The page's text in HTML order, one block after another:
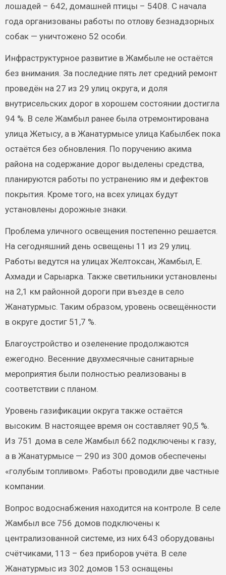
лошадей – 642, домашней птицы – 5408. С начала
года организованы работы по отлову безнадзорных
собак — уничтожено 52 особи.
Инфраструктурное развитие в Жамбыле не остаётся
без внимания. За последние пять лет средний ремонт
проведён на 27 из 29 улиц округа, и доля
внутрисельских дорог в хорошем состоянии достигла
94 %. В селе Жамбыл ранее была отремонтирована
улица Жетысу, а в Жанатурмысе улица Кабылбек пока
остаётся без обновления. По поручению акима
района на содержание дорог выделены средства,
планируются работы по устранению ям и дефектов
покрытия. Кроме того, на всех улицах будут
установлены дорожные знаки.
Проблема уличного освещения постепенно решается.
На сегодняшний день освещены 11 из 29 улиц.
Работы ведутся на улицах Желтоксан, Жамбыл, Е.
Ахмади и Сарыарка. Также светильники установлены
на 2,1 км районной дороги при въезде в село
Жанатурмыс. Таким образом, уровень освещённости
в округе достиг 51,7 %.
Благоустройство и озеленение продолжаются
ежегодно. Весенние двухмесячные санитарные
мероприятия были полностью реализованы в
соответствии с планом.
Уровень газификации округа также остаётся
высоким. В настоящее время он составляет 90,5 %.
Из 751 дома в селе Жамбыл 662 подключены к газу,
а в Жанатурмысе — 290 из 300 домов обеспечены
«голубым топливом». Работы проводили две частные
компании.
Вопрос водоснабжения находится на контроле. В селе
Жамбыл все 756 домов подключены к
централизованной системе, из них 643 оборудованы
счётчиками, 113 – без приборов учёта. В селе
Жанатурмыс из 302 домов 153 оснащены